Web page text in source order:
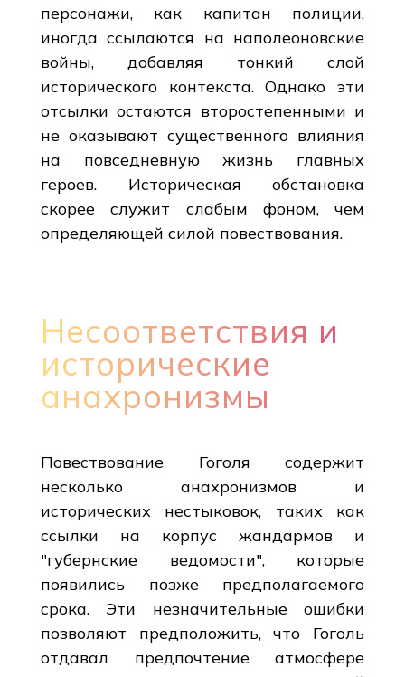
персонажи, как капитан полиции,
иногда ссылаются на наполеоновские
войны, добавляя тонкий слой
исторического контекста. Однако эти
отсылки остаются второстепенными и
не оказывают существенного влияния
на повседневную жизнь главных
героев. Историческая обстановка
скорее служит слабым фоном, чем
определяющей силой повествования.
Несоответствия и
исторические
анахронизмы
Повествование Гоголя содержит
несколько анахронизмов и
исторических нестыковок, таких как
ссылки на корпус жандармов и
"губернские ведомости", которые
появились позже предполагаемого
срока. Эти незначительные ошибки
позволяют предположить, что Гоголь
отдавал предпочтение атмосфере